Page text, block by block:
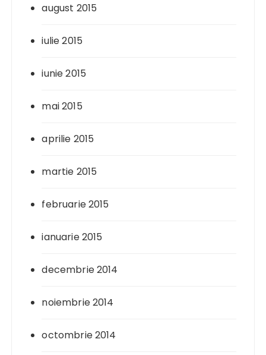
august 2015
iulie 2015
iunie 2015
mai 2015
aprilie 2015
martie 2015
februarie 2015
ianuarie 2015
decembrie 2014
noiembrie 2014
octombrie 2014